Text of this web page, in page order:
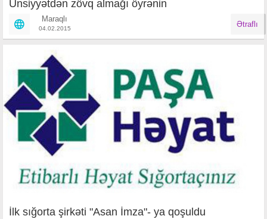
Ünsiyyətdən zövq almağı öyrənin
Maraqlı
04.02.2015 Ətraflı
İlk sığorta şirkəti "Asan İmza"- ya qoşuldu